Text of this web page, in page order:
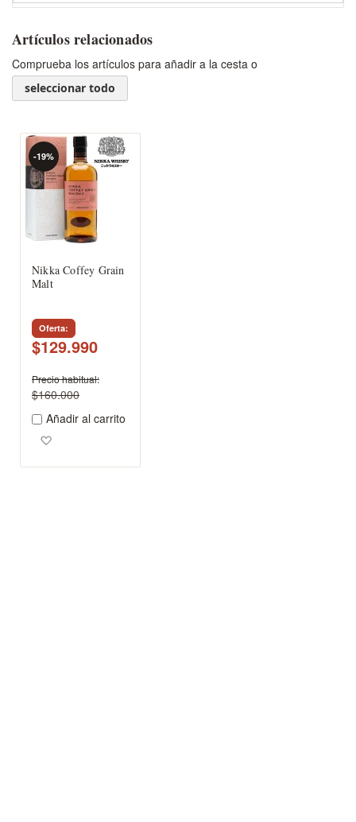
Artículos relacionados
Comprueba los artículos para añadir a la cesta o
seleccionar todo
Nikka Coffey Grain
Malt
Oferta
$129.990
-19%
Precio habitual
$160.000
Añadir al carrito